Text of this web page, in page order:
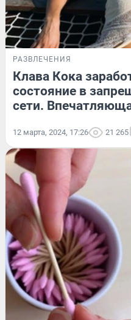
РАЗВЛЕЧЕНИЯ
Клава Кока
состояние в
сети.
12 марта, 2024, 17:26 21 265